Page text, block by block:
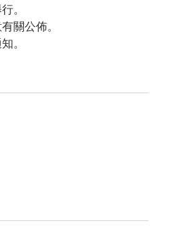
。
關公佈。
。